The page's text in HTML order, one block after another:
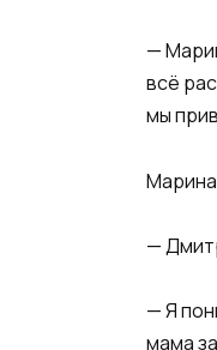
—
всё
мы
—
— Я
мама